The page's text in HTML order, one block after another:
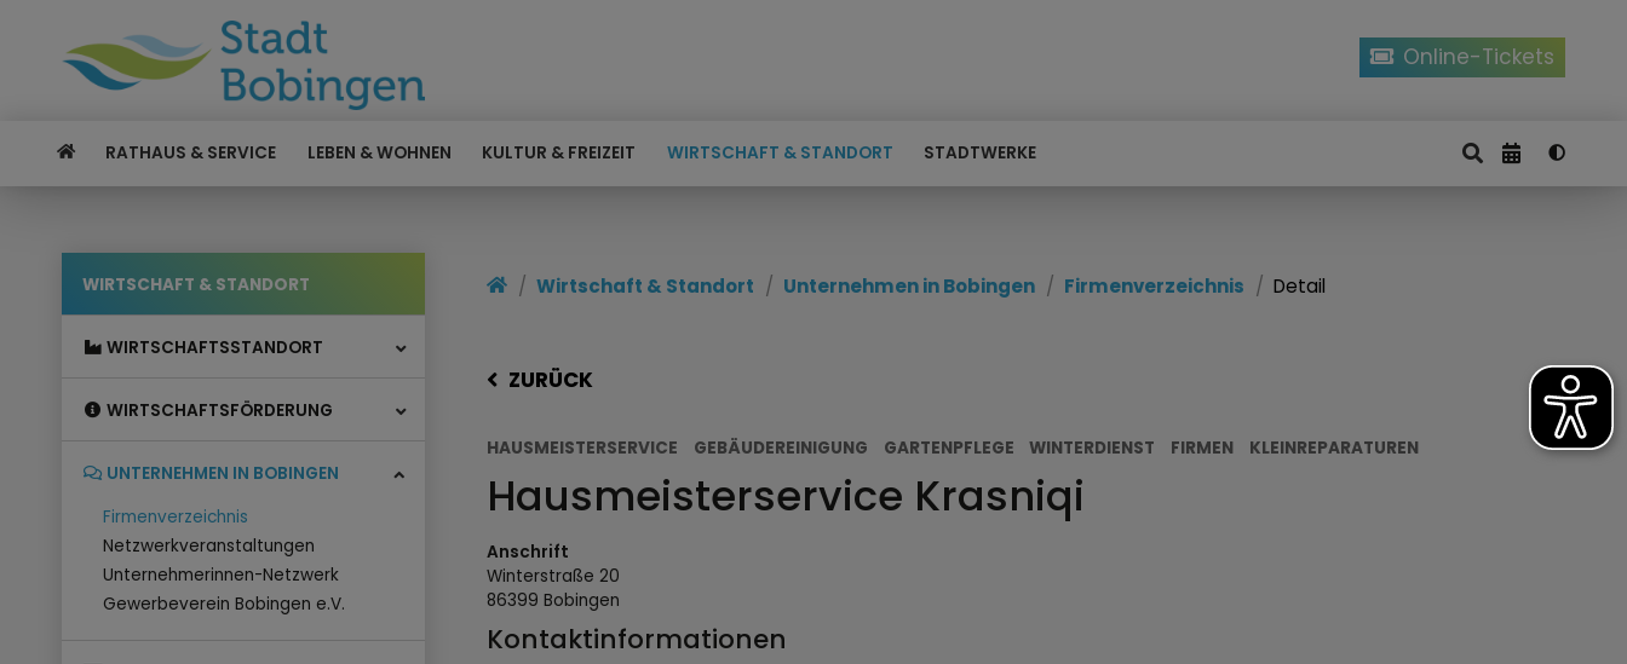
Online-Tickets
RATHAUS & SERVICE LEBEN & WOHNEN KULTUR & FREIZEIT WIRTSCHAFT & STANDORT STADTWERKE
WIRTSCHAFT & STANDORT
WIRTSCHAFTSSTANDORT
WIRTSCHAFTSFÖRDERUNG
UNTERNEHMEN IN BOBINGEN
Firmenverzeichnis
Netzwerkveranstaltungen
Unternehmerinnen-Netzwerk
Gewerbeverein Bobingen e.V.
Wirtschaft & Standort Unternehmen in Bobingen Firmenverzeichnis Detail
ZURÜCK
HAUSMEISTERSERVICE GEBÄUDEREINIGUNG GARTENPFLEGE WINTERDIENST FIRMEN KLEINREPARATUREN
Hausmeisterservice Krasniqi
Anschrift
Winterstraße20
86399Bobingen
Kontaktinformationen